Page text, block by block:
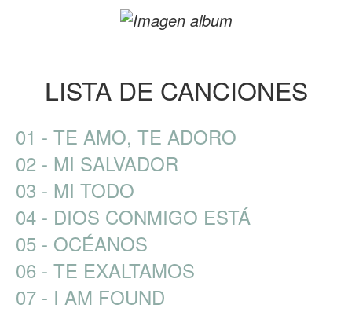
LISTA DE CANCIONES
01 - TE AMO, TE ADORO
02 - MI SALVADOR
03 - MI TODO
04 - DIOS CONMIGO ESTÁ
05 - OCÉANOS
06 - TE EXALTAMOS
07 - I AM FOUND